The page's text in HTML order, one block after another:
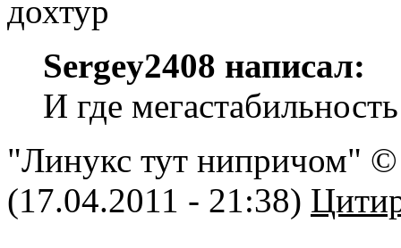
Sergey2408 написал:
И где
"Линукс тут нипричом"
(17.04.2011 - 21:38)